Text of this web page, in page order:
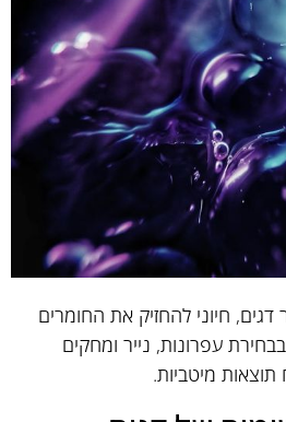
דגים, חיוני להחזיק את החומרים
עפרונות, נייר ומחקים
מיטביות.